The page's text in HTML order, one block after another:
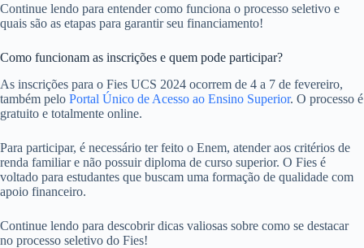
Continue lendo para entender como funciona o processo seletivo e
quais são as etapas para garantir seu financiamento!
Como funcionam as inscrições e quem pode participar?
As inscrições para o Fies UCS 2024 ocorrem de 4 a 7 de fevereiro,
também pelo Portal Único de Acesso ao Ensino Superior. O processo é
gratuito e totalmente online.
Para participar, é necessário ter feito o Enem, atender aos critérios de
renda familiar e não possuir diploma de curso superior. O Fies é
voltado para estudantes que buscam uma formação de qualidade com
apoio financeiro.
Continue lendo para descobrir dicas valiosas sobre como se destacar
no processo seletivo do Fies!